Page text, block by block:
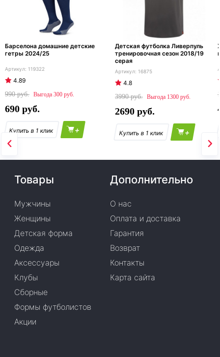
Барселона домашние детские
гетры 2024/25
119322
4.89
990
300
690
+
Детская футболка Ливерпуль
тренировочная сезон 2018/19
серая
16875
4.8
3990
1300
2690
+
Товары
Мужчины
Женщины
Детская форма
Одежда
Аксессуары
Клубы
Сборные
Формы футболистов
Акции
Дополнительно
О нас
Оплата и доставка
Гарантия
Возврат
Контакты
Карта сайта